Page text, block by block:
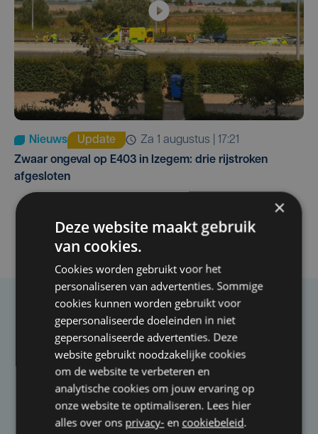
Nieuws Update
za 1 augustus | 17:21
Zwaar ongeval op E403 in Izegem: drie rijstroken
afgesloten
Taalfout opgemerkt?
Heb je een taal- of schrijffout opgemerkt in dit
artikel?
Laat het ons weten
×
Deze website maakt gebruik
van cookies.
Cookies worden gebruikt voor het
personaliseren van advertenties. Sommige
cookies kunnen worden gebruikt voor
gepersonaliseerde doeleinden in niet
gepersonaliseerde advertenties. Deze
website gebruikt noodzakelijke cookies
om de website te verbeteren en
analytische cookies om jouw ervaring op
onze website te optimaliseren. Lees hier
alles over ons privacy- en cookiebeleid.